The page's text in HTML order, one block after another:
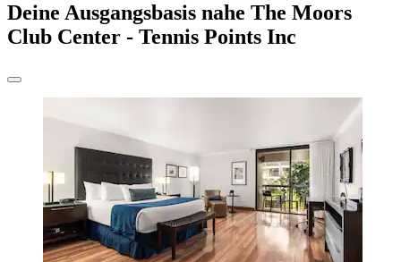
Deine Ausgangsbasis nahe The Moors
Club Center - Tennis Points Inc